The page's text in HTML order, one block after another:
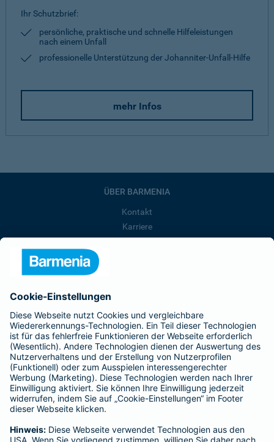
Ihr Schutzbrief:
persönliche, praktische und schnelle Hilfeleistungen
nach einem Unfall
professionelle Unterstützung der Johanniter-Unfall-Hilfe
mehr Infos
ÜBER BARMENIA
Kontakt
Karriere
Barmenia ist Teil der BarmeniaGothaer
BELIEBTE SEITEN
Kranken-Zusatzversicherung
Tierversicherungen
Haftpflichtversicherung
Hausratversicherung
Adresse ändern